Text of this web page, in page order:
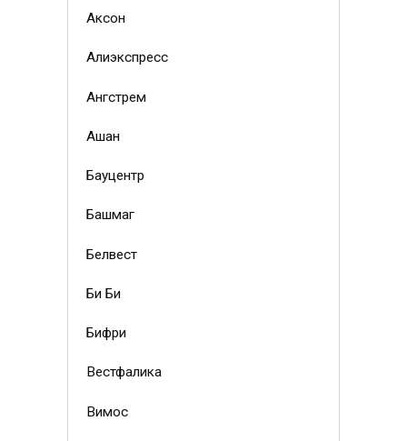
Аксон
Алиэкспресс
Ангстрем
Ашан
Бауцентр
Башмаг
Белвест
Би Би
Бифри
Вестфалика
Вимос